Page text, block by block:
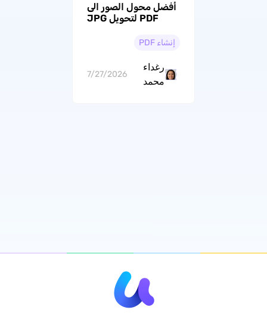
أفضل محول الصور الى
PDF لتحويل JPG
إنشاء PDF
رغداء
محمد
7/27/2026